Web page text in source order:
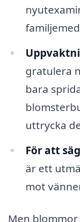
gratulera
bara
uttrycka
För att
är ett
mot
Men